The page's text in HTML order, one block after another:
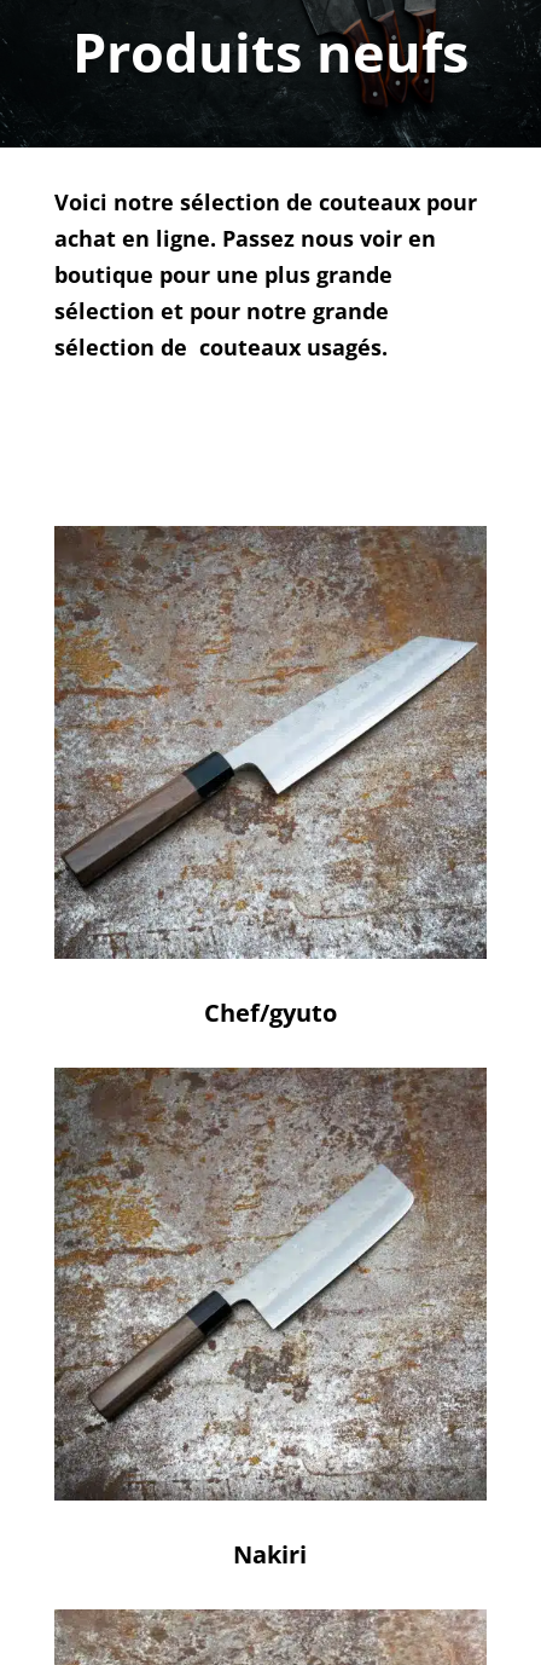
Produits neufs
Voici notre sélection de couteaux pour
achat en ligne. Passez nous voir en
boutique pour une plus grande
sélection et pour notre grande
sélection de couteaux usagés.
Chef/gyuto
Nakiri